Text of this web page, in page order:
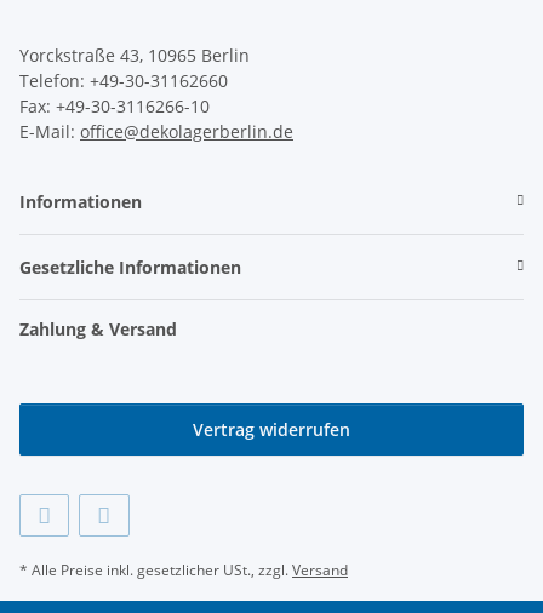
Yorckstraße 43, 10965 Berlin
Telefon: +49-30-31162660
Fax: +49-30-3116266-10
E-Mail: office@dekolagerberlin.de
Informationen
Gesetzliche Informationen
Zahlung & Versand
Vertrag widerrufen
* Alle Preise inkl. gesetzlicher USt., zzgl.Versand